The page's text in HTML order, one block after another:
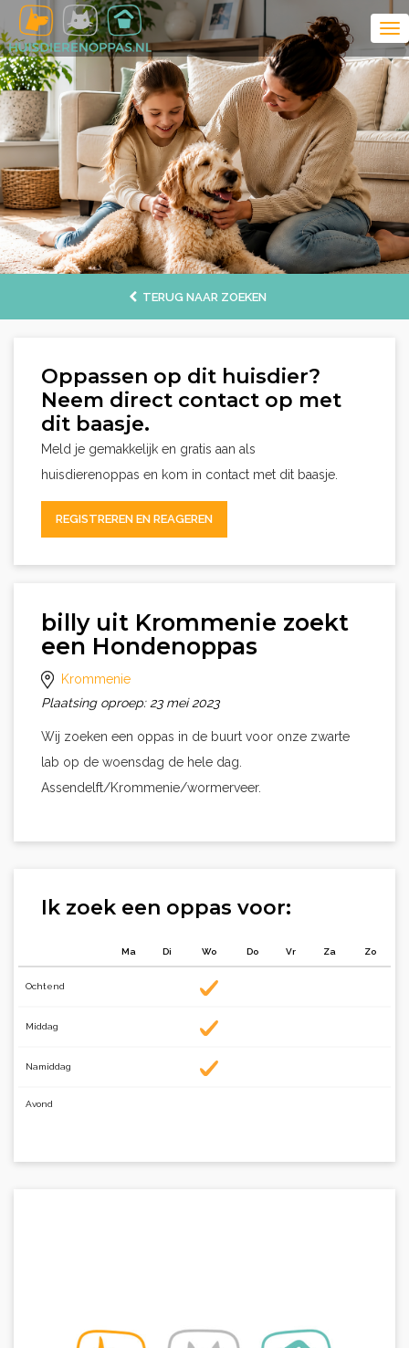
TERUG NAAR ZOEKEN
Oppassen op dit huisdier?
Neem direct contact op met
dit baasje.
Meld je gemakkelijk en gratis aan als
huisdierenoppas en kom in contact met dit baasje.
REGISTREREN EN REAGEREN
billy uit Krommenie zoekt
een Hondenoppas
Krommenie
Plaatsing oproep: 23 mei 2023
Wij zoeken een oppas in de buurt voor onze zwarte
lab op de woensdag de hele dag.
Assendelft/Krommenie/wormerveer.
Ik zoek een oppas voor:
Ma Di Wo Do Vr Za Zo
Ochtend
Middag
Namiddag
Avond